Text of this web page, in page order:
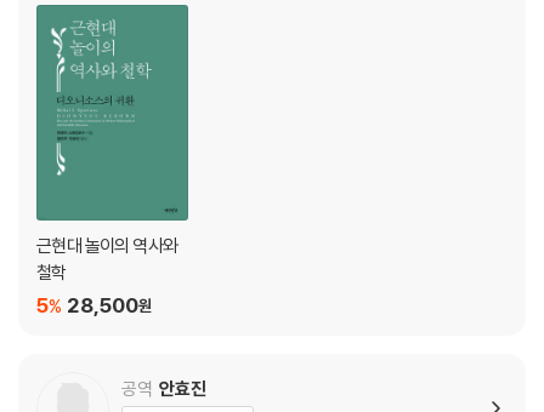
근현대 놀이의 역사와
철학
28,500원
5%
공역 안효진